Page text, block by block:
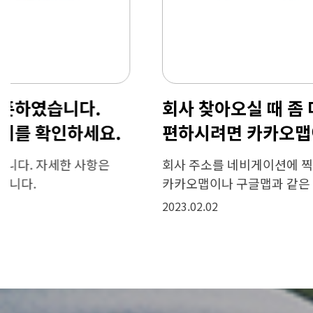
홈페이지를 새롭게 오픈하였습니다.
자세한 사항은 홈페이지를 확인하세요.
홈페이지를 새롭게 오픈하였습니다. 자세한 사항은
홈페이지를 확인하세요. 감사합니다.